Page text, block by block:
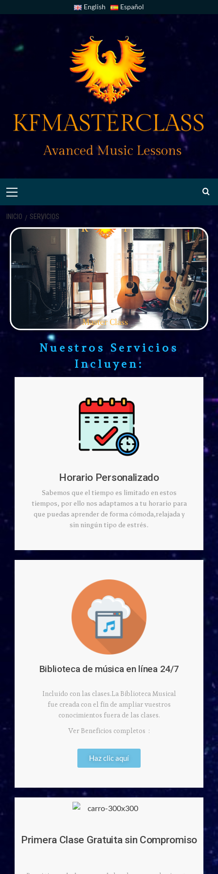
English Español
INICIO SERVICIOS
Nuestros Servicios
Incluyen:
Horario Personalizado
Sabemos que el tiempo es limitado en estos
tiempos, por ello nos adaptamos a tu horario para
que puedas aprender de forma cómoda,relajada y
sin ningún tipo de estrés.
Biblioteca de música en línea 24/7
Incluido con las clases.La Biblioteca Musical
fue creada con el fin de ampliar vuestros
conocimientos fuera de las clases.
Ver Beneficios completos :
Haz clic aquí
Primera Clase Gratuita sin Compromiso